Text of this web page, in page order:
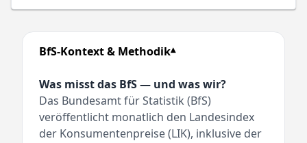
BfS-Kontext & Methodik
Was misst das BfS — und was wir?
Das Bundesamt für Statistik (BfS)
veröffentlicht monatlich den Landesindex
der Konsumentenpreise (LIK), inklusive der